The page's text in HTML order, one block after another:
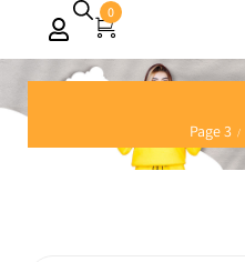
0
/
Page 3